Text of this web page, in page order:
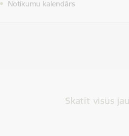
Notikumu kalendārs
Skatīt visus